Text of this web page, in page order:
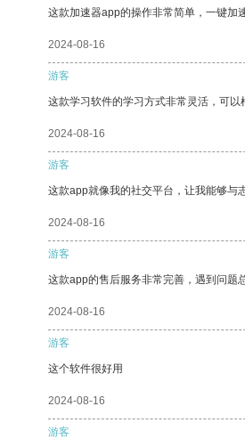
这款加速器app的操作非常简单，一键加
2024-08-16
游客
这款学习软件的学习方式非常灵活，可以
2024-08-16
游客
这款app就像我的社交平台，让我能够与
2024-08-16
游客
这款app的售后服务非常完善，遇到问题
2024-08-16
游客
这个软件很好用
2024-08-16
游客